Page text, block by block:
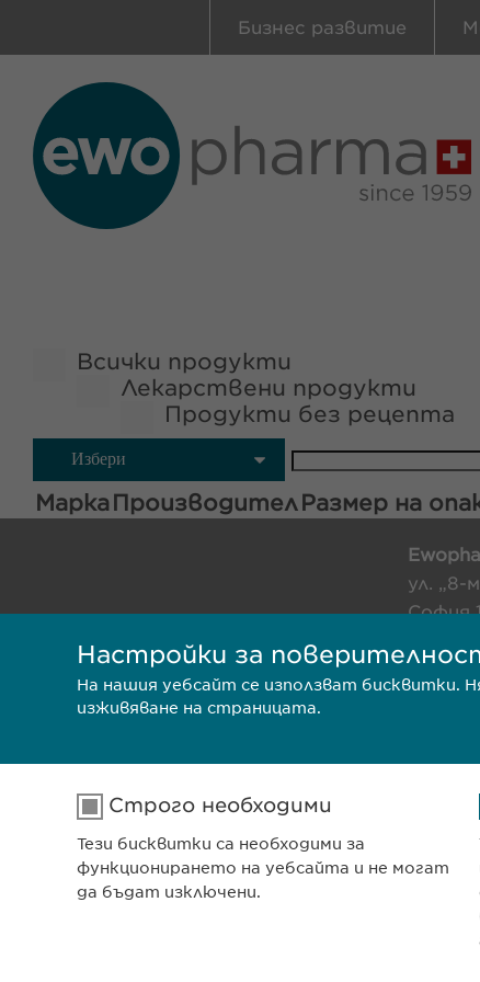
Бизнес развитие
Всички продукти
Лекарствени продукти
Продукти без рецепта
Избери
МаркаПроизводителРазмер на
ул. „8-
София
ПОЛИТИКА НА
Настройки за
На нашия уебсайт се използват
изживяване на страницата.
Строго необходими
Тези бисквитки са необходими за
функционирането на уебсайта и не могат
да бъдат изключени.